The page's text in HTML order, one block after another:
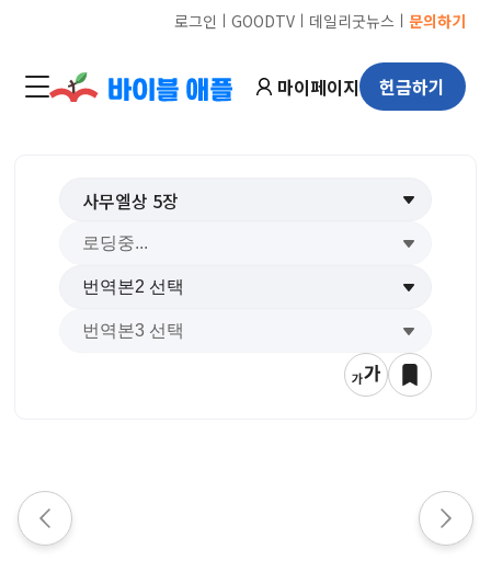
로그인 ㅣ GOODTVㅣ 데일리굿뉴스 ㅣ 문의하기
마이페이지 헌금하기
사무엘상 5장